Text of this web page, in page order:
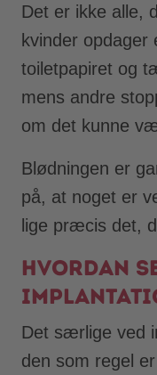
Det er ikke alle,
kvinder opdager
toiletpapiret og
mens andre
om det kunne
Blødningen er
på, at noget er
lige præcis det,
Hvordan
Det særlige ved
den som regel